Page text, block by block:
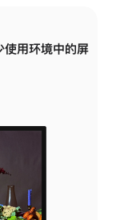
使用环境中的屏